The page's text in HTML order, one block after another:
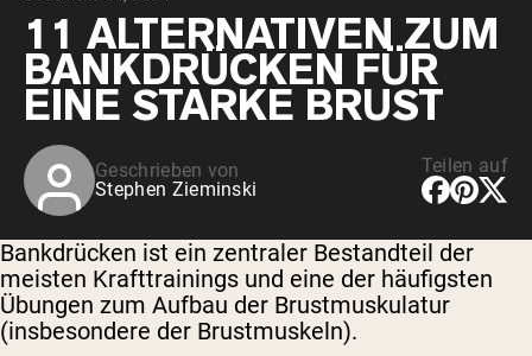
11 ALTERNATIVEN ZUM
BANKDRÜCKEN FÜR
EINE STARKE BRUST
Geschrieben von
Stephen Zieminski
Teilen auf
Bankdrücken ist ein zentraler Bestandteil der
meisten Krafttrainings und eine der häufigsten
Übungen zum Aufbau der Brustmuskulatur
(insbesondere der Brustmuskeln).